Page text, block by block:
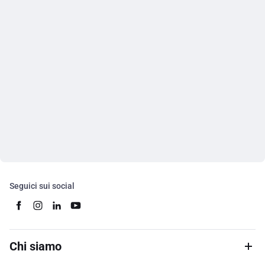
Seguici sui social
Chi siamo